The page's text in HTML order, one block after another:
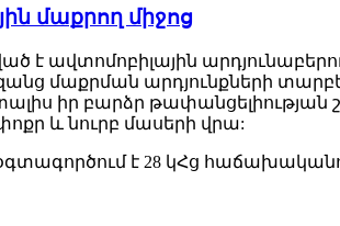
մաքրող միջոց
է ավտոմոբիլային
մաքրման արդյունքների
իր բարձր թափանցելիության
և նուրբ մասերի վրա:
է 28 կՀց